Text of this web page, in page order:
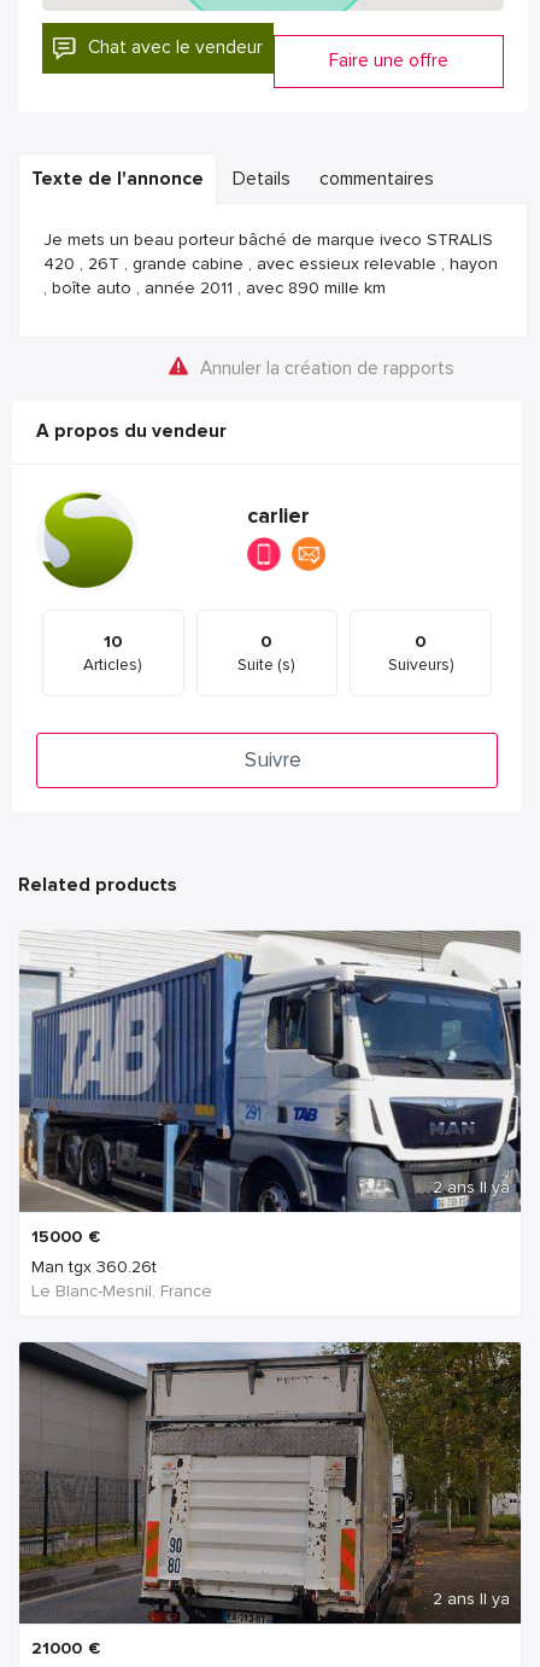
Chat avec le vendeur
Faire une offre
Texte de l'annonce Details commentaires
Je mets un beau porteur bâché de marque iveco STRALIS
420 , 26T , grande cabine , avec essieux relevable , hayon
, boîte auto , année 2011 , avec 890 mille km
Annuler la création de rapports
A propos du vendeur
carlier
10
Articles)
0
Suite (s)
0
Suiveurs)
Suivre
Related products
2 ans Il ya
15000 €
Man tgx 360.26t
Le Blanc-Mesnil, France
2 ans Il ya
21000 €